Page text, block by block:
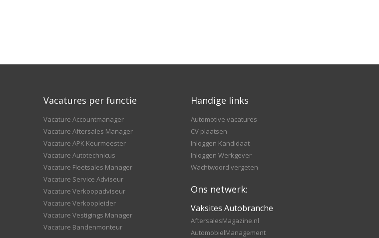
Vacatures per functie
Vacature Accountmanager
Vacature Aftersales Manager
Vacature APK Keurmeester
Vacature Autotechnicus
Vacature Fleetsales Manager
Vacature Service Adviseur
Vacature Verkoopadviseur
Vacature Verkoopleider
Vacature Vestigings Manager
Vacature Bandenmonteur
Handige links
Automotive vacatures
CV plaatsen
Inloggen Kandidaat
Inloggen Werkgever
Wachtwoord vergeten
Ons netwerk:
Vaksites Autobranche
AftersalesMagazine.nl
AutomobielManagement